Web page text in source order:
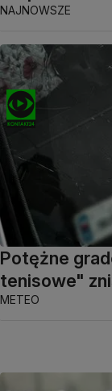
NAJNOWSZE
Potężne
tenisowe"
METEO